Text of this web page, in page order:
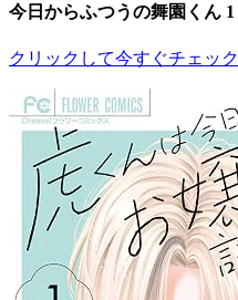
今日からふつうの舞園くん 1
クリックして今すぐチェック